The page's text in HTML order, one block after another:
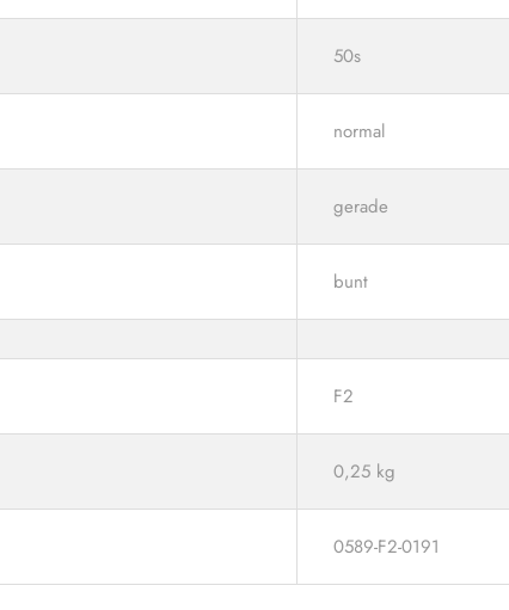
50s
normal
gerade
bunt
F2
0,25 kg
0589-F2-0191